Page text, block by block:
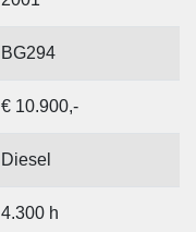
BG294
€ 10.900,-
Diesel
4.300 h